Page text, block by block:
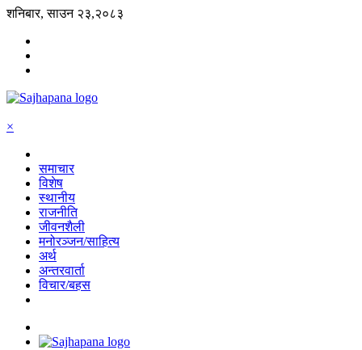
शनिबार, साउन २३,२०८३
×
समाचार
विशेष
स्थानीय
राजनीति
जीवनशैली
मनोरञ्जन/साहित्य
अर्थ
अन्तरवार्ता
विचार/बहस